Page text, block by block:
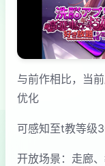
与前作相比，当
优化
可感知至t教等级
开放场景：走廊